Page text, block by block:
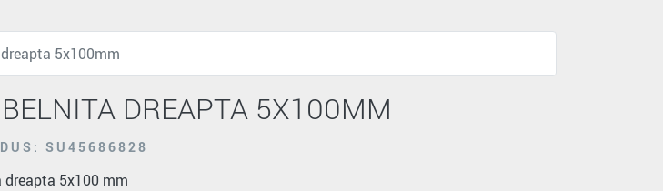
5x100mm
DREAPTA 5X100MM
SU45686828
dreapta 5x100 mm